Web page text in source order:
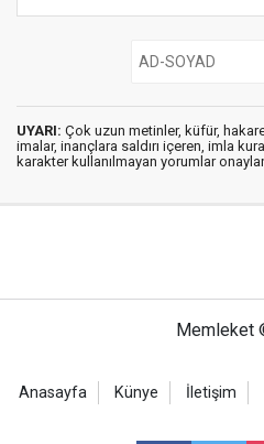
UYARI: Çok uzun metinler, küfür,
imalar, inançlara saldırı içeren, imla
karakter kullanılmayan yorumlar
Memleket
Anasayfa Künye İletişim